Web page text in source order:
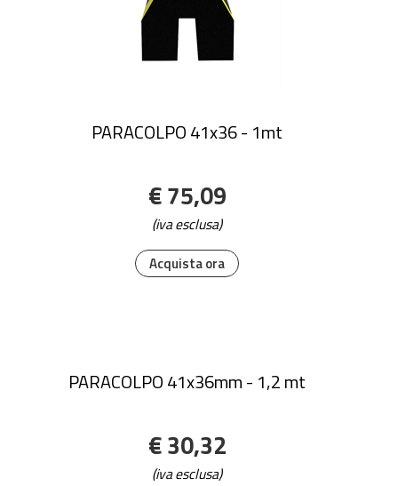
Acquista ora
PARACOLPO 41x36 - 1mt
€ 75,09
(iva esclusa)
PARACOLPO 41x36mm - 1,2 mt
€ 30,32
(iva esclusa)